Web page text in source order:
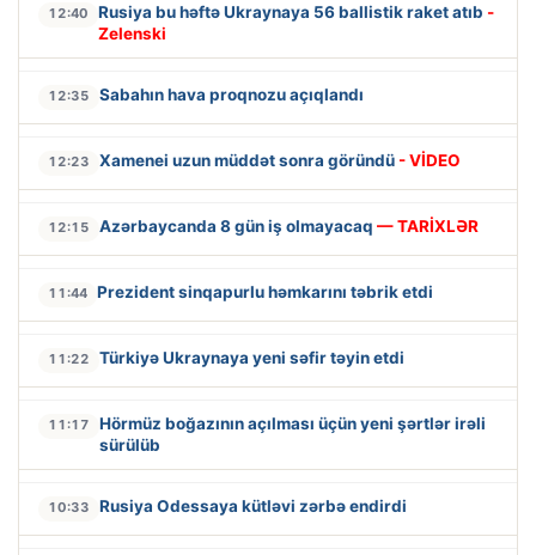
12:40 Rusiya bu həftə Ukraynaya 56 ballistik raket atıb -
Zelenski
12:35 Sabahın hava proqnozu açıqlandı
12:23 Xamenei uzun müddət sonra göründü - VİDEO
12:15 Azərbaycanda 8 gün iş olmayacaq — TARİXLƏR
11:44 Prezident sinqapurlu həmkarını təbrik etdi
11:22 Türkiyə Ukraynaya yeni səfir təyin etdi
11:17
Hörmüz boğazının açılması üçün yeni şərtlər irəli
sürülüb
10:33 Rusiya Odessaya kütləvi zərbə endirdi